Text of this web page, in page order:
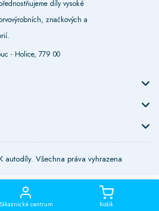
centrum Košík
díly vysoké
značkových a
- Holice, 779 00
Všechna práva vyhrazena